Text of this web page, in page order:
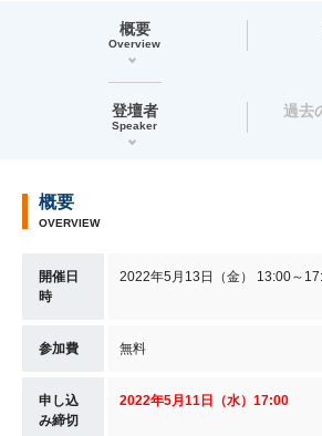
概要
Overview
登壇者
Speaker
過去
概要
OVERVIEW
開催日
時
2022年5月13日（金） 13:00～
参加費 無料
申し込
み締切
2022年5月11 日（水）17:00